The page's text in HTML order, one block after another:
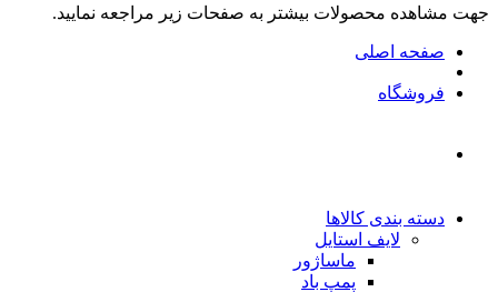
جهت مشاهده محصولات بیشتر به صفحات زیر مراجعه نمایید.
صفحه اصلی
فروشگاه
دسته بندی کالاها
لایف استایل
ماساژور
پمپ باد